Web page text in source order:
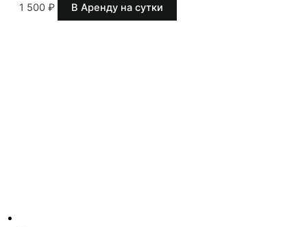
1 500 ₽ В Аренду на сутки